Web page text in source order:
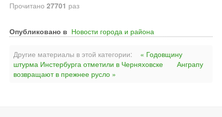
Прочитано 27701 раз
Опубликовано в Новости города и района
Другие материалы в этой категории:
« Годовщину
штурма Инстербурга отметили в Черняховске
Анграпу
возвращают в прежнее русло »